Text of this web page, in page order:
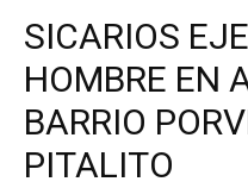
SICARIOS
HOMBRE EN
BARRIO
PITALITO